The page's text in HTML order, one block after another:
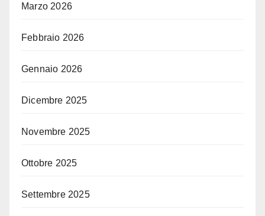
Marzo 2026
Febbraio 2026
Gennaio 2026
Dicembre 2025
Novembre 2025
Ottobre 2025
Settembre 2025